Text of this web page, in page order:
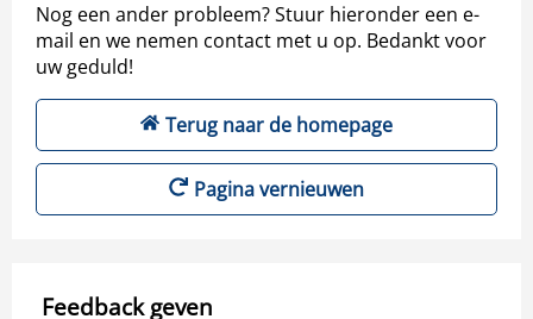
Nog een ander probleem? Stuur hieronder een e-
mail en we nemen contact met u op. Bedankt voor
uw geduld!
Terug naar de homepage
Pagina vernieuwen
Feedback geven